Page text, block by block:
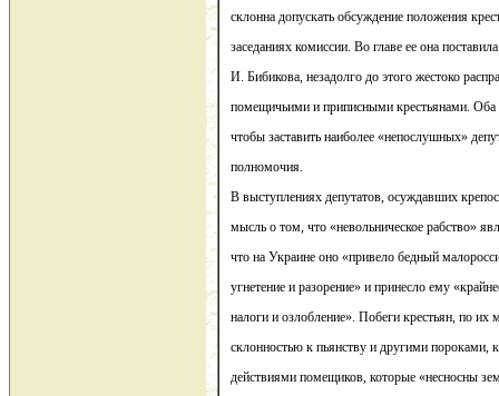
склонна допускать обсуждение положения
заседаниях комиссии. Во главе ее она
И. Бибикова, незадолго до этого жестоко
помещичьими и приписными крестьянами. Оба
чтобы заставить наиболее «непослушных»
полномочия.
В выступлениях депутатов, осуждавших
мысль о том, что «невольническое рабство»
что на Украине оно «привело бедный
угнетение и разорение» и принесло ему
налоги и озлобление». Побеги крестьян, по
склонностью к пьянству и другими пороками,
действиями помещиков, которые «несносны